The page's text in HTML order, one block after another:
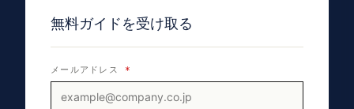
無料ガイドを受け取る
メールアドレス *